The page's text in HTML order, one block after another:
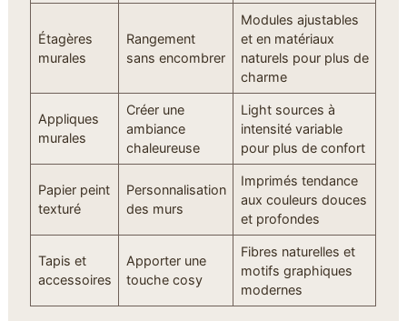
Étagères
murales
Rangement
sans encombrer
Modules ajustables
et en matériaux
naturels pour plus de
charme
Appliques
murales
Créer une
ambiance
chaleureuse
Light sources à
intensité variable
pour plus de confort
Papier peint
texturé
Personnalisation
des murs
Imprimés tendance
aux couleurs douces
et profondes
Tapis et
accessoires
Apporter une
touche cosy
Fibres naturelles et
motifs graphiques
modernes